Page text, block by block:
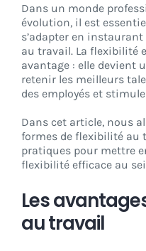
Dans un monde
évolution, il est
s’adapter en instaurant
au travail. La flexibilité
avantage : elle devient
retenir les meilleurs
des employés et
Dans cet article, nous
formes de flexibilité au
pratiques pour mettre
flexibilité efficace au
Les
au travail